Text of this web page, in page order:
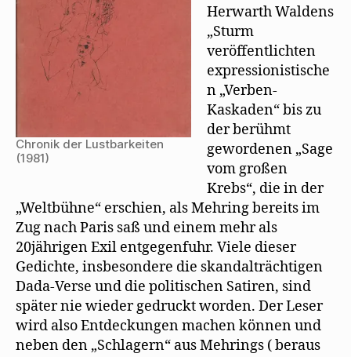
Chronik der Lustbarkeiten
(1981)
Herwarth Waldens
„Sturm
veröffentlichten
expressionistische
n „Verben-
Kaskaden“ bis zu
der berühmt
gewordenen „Sage
vom großen
Krebs“, die in der
„Weltbühne“ erschien, als Mehring bereits im
Zug nach Paris saß und einem mehr als
20jährigen Exil entgegenfuhr. Viele dieser
Gedichte, insbesondere die skandalträchtigen
Dada-Verse und die politischen Satiren, sind
später nie wieder gedruckt worden. Der Leser
wird also Entdeckungen machen können und
neben den „Schlagern“ aus Mehrings ( beraus